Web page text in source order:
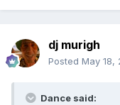
dj murigh
Posted May 18,
Dance said: